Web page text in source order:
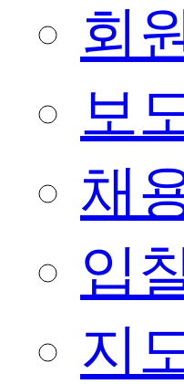
회
보
채
입
지